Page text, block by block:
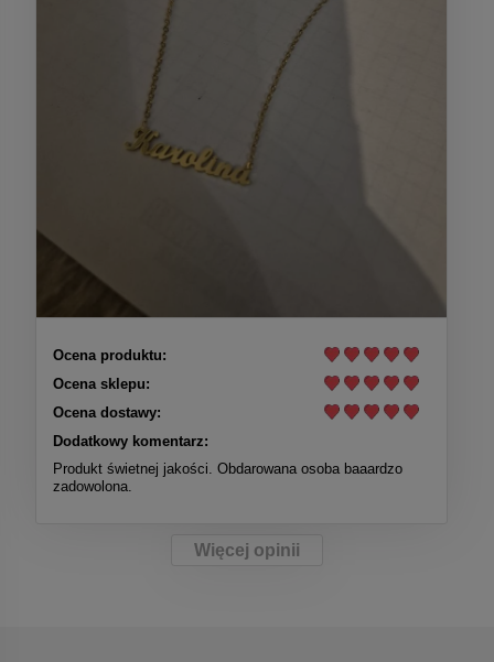
Ocena produktu:
Ocena sklepu:
Ocena dostawy:
Dodatkowy komentarz:
Produkt świetnej jakości. Obdarowana osoba baaardzo
zadowolona.
Więcej opinii